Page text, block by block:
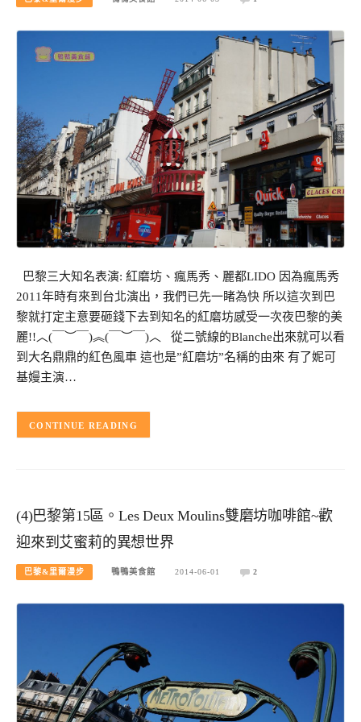
巴黎三大知名表演: 紅磨坊、瘋馬秀、麗都LIDO 因為瘋馬秀
2011年時有來到台北演出，我們已先一睹為快 所以這次到巴
黎就打定主意要砸錢下去到知名的紅磨坊感受一次夜巴黎的美
麗!!︿(￣︶￣)︽(￣︶￣)︿ 從二號線的Blanche出來就可以看
到大名鼎鼎的紅色風車 這也是”紅磨坊”名稱的由來 有了妮可
基嫚主演…
CONTINUE READING
(4)巴黎第15區。Les Deux Moulins雙磨坊咖啡館~歡
迎來到艾蜜莉的異想世界
巴黎&里爾漫步 鴨鴨美食館 2014-06-01 2